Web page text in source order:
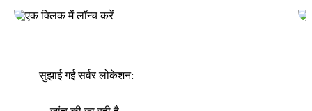
सुझाई गई सर्वर लोकेशन: